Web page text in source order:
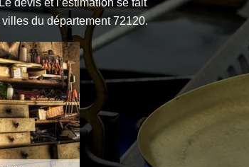
devis et l’estimation se fait
du département 72120.